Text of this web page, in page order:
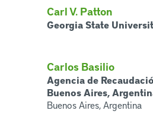
Carl V. Patton
Georgia State
Carlos Basilio
Agencia de
Buenos Aires,
Buenos Aires, Argentina